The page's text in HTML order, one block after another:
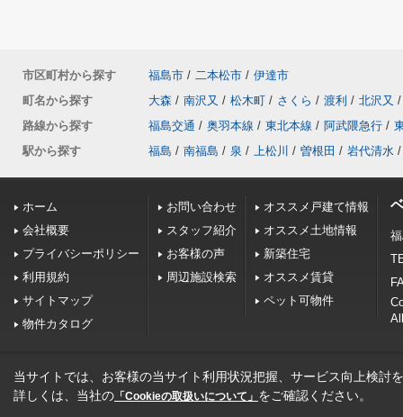
市区町村から探す 福島市 / 二本松市 / 伊達市
町名から探す
大森 / 南沢又 / 松木町 / さくら / 渡利 / 北沢又 /
路線から探す
福島交通 / 奥羽本線 / 東北本線 / 阿武隈急行 /
駅から探す
福島 / 南福島 / 泉 / 上松川 / 曽根田 / 岩代清水 /
ホーム
会社概要
プライバシーポリシー
利用規約
サイトマップ
物件カタログ
お問い合わせ
スタッフ紹介
お客様の声
周辺施設検索
オススメ戸建て情報
オススメ土地情報
新築住宅
オススメ賃貸
ペット可物件
当サイトでは、お客様の当サイト利用状況把握、サービス向上検討
詳しくは、当社の 「Cookieの取扱いについて」 をご確認ください。